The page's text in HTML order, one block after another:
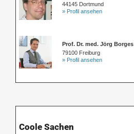
44145 Dortmund
» Profil ansehen
Prof. Dr. med. Jörg Borges
79100 Freiburg
» Profil ansehen
Coole Sachen